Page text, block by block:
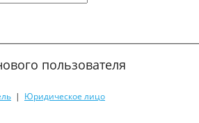
пользователя
| Юридическое лицо